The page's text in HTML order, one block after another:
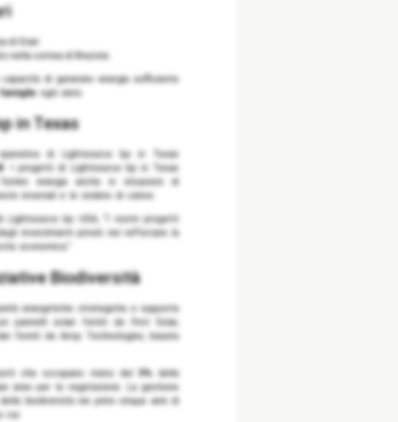
di Starr
nella contea di Brazoria
di generare energia sufficiente
ogni anno.
in Texas
di Lightsource bp in Texas
. I progetti di Lightsource bp in Texas
energia anche in situazioni di
invernali e le ondate di calore.
Lightsource bp USA, “I nostri progetti
investimenti privati nel rafforzare la
economica.”
Biodiversità
energetiche strategiche e supporta
pannelli solari forniti da First Solar,
forniti da Array Technologies, basata
che occupano meno del 5% della
aree per la vegetazione. La gestione
biodiversità nei primi cinque anni di
cui: